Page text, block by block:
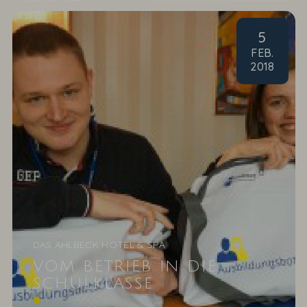
5
FEB.
2018
VOM BETRIEB IN DIE
SCHULKLASSE
Unsere Ausbildungsbotschafter „Wir sind
DAS AHLBECK HOTEL & SPA